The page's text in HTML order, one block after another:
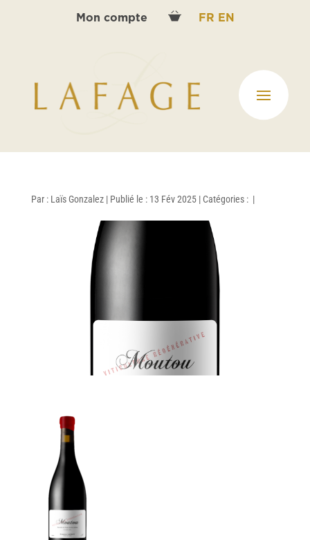
Mon compte FR EN
Par : Laïs Gonzalez | Publié le : 13 Fév 2025 | Catégories : |